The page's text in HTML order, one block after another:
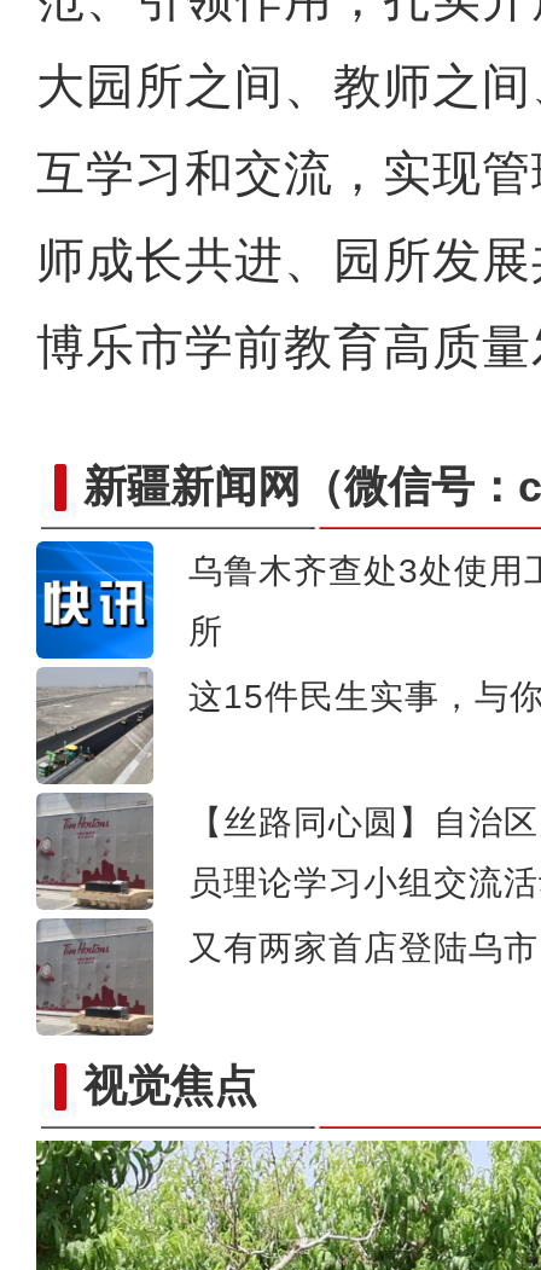
大园所之间、教师之
互学习和交流，实现
师成长共进、园所发
博乐市学前教育高质
新疆新闻网 （微信号
乌鲁木齐查处3处使用
所
这15件民生实事，与
【丝路同心圆】自治
员理论学习小组交流
又有两家首店登陆乌
视觉焦点打造“共享电源”新模式 助